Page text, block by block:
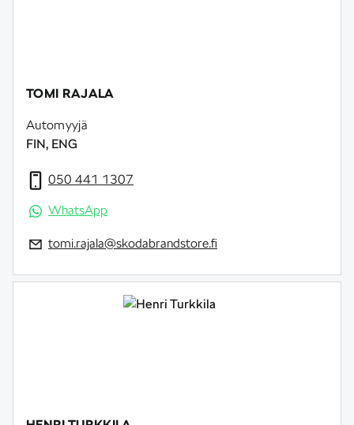
TOMI RAJALA
Automyyjä
FIN, ENG
050 441 1307
WhatsApp
tomi.rajala@skodabrandstore.fi